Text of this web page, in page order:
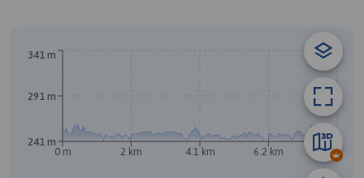
0 m 2 km 4.1 km 6.2 km 8.2 km
241 m
291 m
341 m